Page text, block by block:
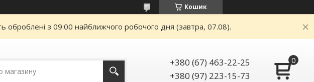
Кошик
оброблені з 09:00 найближчого робочого дня (завтра, 07.08).
+380 (67) 463-22-25
+380 (97) 223-15-73